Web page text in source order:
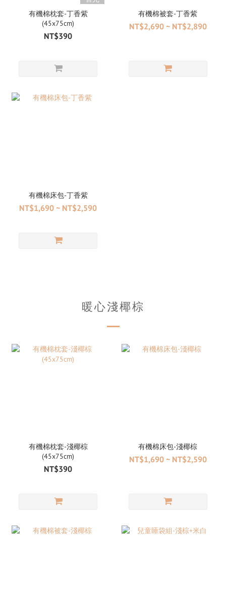
有機棉枕套-丁香紫
(45x75cm)
NT$390
有機棉被套-丁香紫
NT$2,690 ~ NT$2,890
有機棉床包-丁香紫
NT$1,690 ~ NT$2,590
暖心淺椰棕
有機棉枕套-淺椰棕
(45x75cm)
NT$390
有機棉床包-淺椰棕
NT$1,690 ~ NT$2,590